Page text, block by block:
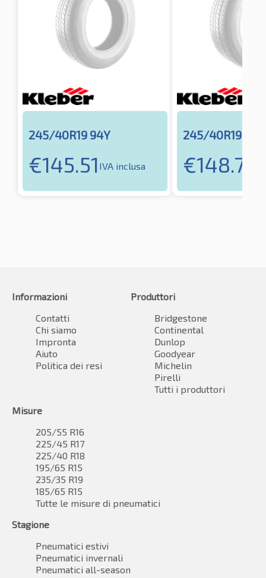
245/40R19 94Y
€145.51 IVA inclusa
245/40R19 98Y
€148.73
Informazioni
Contatti
Chi siamo
Impronta
Aiuto
Politica dei resi
Produttori
Bridgestone
Continental
Dunlop
Goodyear
Michelin
Pirelli
Tutti i produttori
Misure
205/55 R16
225/45 R17
225/40 R18
195/65 R15
235/35 R19
185/65 R15
Tutte le misure di pneumatici
Stagione
Pneumatici estivi
Pneumatici invernali
Pneumatici all-season